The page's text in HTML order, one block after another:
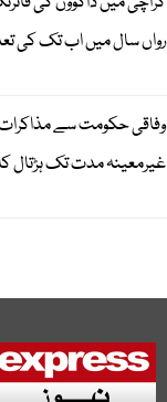
رواں سال میں اب تک کی تعداد 46
وفاقی حکومت سے مذاکرات
غیرمعینہ مدت تک ہڑتال